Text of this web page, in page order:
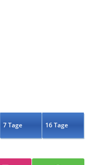
7 Tage 16 Tage